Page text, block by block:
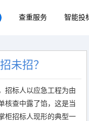
查重服务 智能投
未招？
招标人以应急工程为由
核查中露了馅，这是当
柜招标人现形的典型一